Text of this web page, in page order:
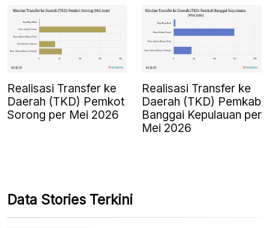
Realisasi Transfer ke
Daerah (TKD) Pemkot
Sorong per Mei 2026
Realisasi Transfer ke
Daerah (TKD) Pemkab
Banggai Kepulauan per
Mei 2026
Data Stories Terkini